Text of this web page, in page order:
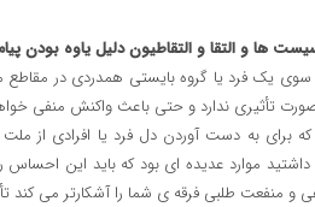
ها و التقا و التقاطیون دلیل یاوه بودن
یک فرد یا گروه بایستی همدردی در
تأثیری ندارد و حتی باعث واکنش منفی
برای به دست آوردن دل فرد یا افرادی از
موارد عدیده ای بود که باید این احساس
منفعت طلبی فرقه ی شما را آشکارتر می کند